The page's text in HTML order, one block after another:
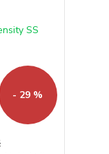
- 29 %